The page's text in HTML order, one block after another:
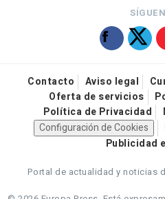
Contacto Aviso legal
Oferta de servicios
Política de Privacidad
Configuración de Cookies
Publicidad
Portal de actualidad y noticias